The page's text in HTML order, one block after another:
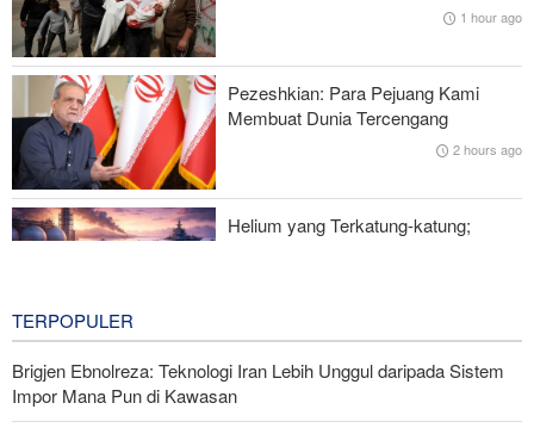
CNN: Kepala Staf Angkatan Bersenjata AS Cari Jalan untuk
Keluar dari Perang dengan Iran
Rencana Bom ISIS di Area Sayidah Zainab Damaskus
Digagalkan
IRGC: Pengakuan Media Asing atas Kekalahan Trump Hasil
Perjuangan Media Revolusioner
1 hour ago
Pezeshkian: Para Pejuang Kami
Membuat Dunia Tercengang
2 hours ago
Helium yang Terkatung-katung;
TERPOPULER
Brigjen Ebnolreza: Teknologi Iran Lebih Unggul daripada Sistem
Impor Mana Pun di Kawasan